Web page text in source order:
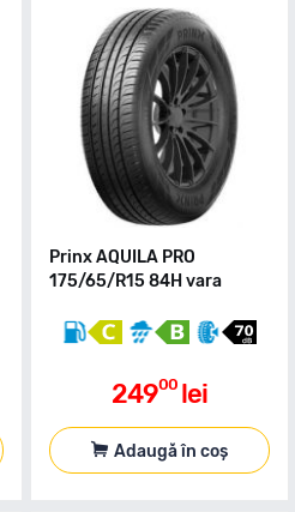
Prinx AQUILA PRO
175/65/R15 84H vara
24900 lei
Adaugă în coș